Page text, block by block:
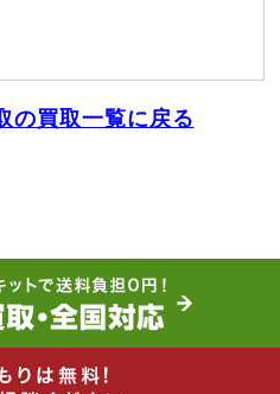
の買取一覧に戻る